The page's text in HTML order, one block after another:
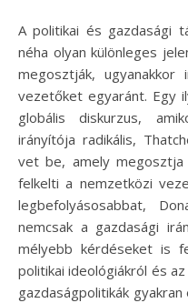
A politikai és gazdasági tájkép folyamatosan változik, és
néha olyan különleges
megosztják,
vezetőket egyaránt. Egy
globális diskurzus,
irányítója radikális,
vet be, amely megosztja
felkelti a nemzetközi
legbefolyásosabbat,
nemcsak a gazdasági
mélyebb kérdéseket is
politikai ideológiákról és
gazdaságpolitikák